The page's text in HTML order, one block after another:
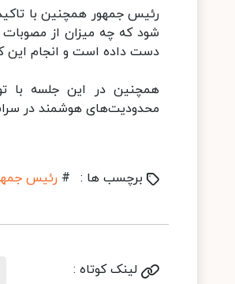
رئیس جمهور همچنین با
شود که چه میزان از مصوبات
دست داده است و انجام این
همچنین در این جلسه با
محدودیت‌های هوشمند در
برچسب ها : # رئیس
لینک کوتاه :